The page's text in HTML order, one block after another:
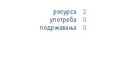
ресурса
2
употреба
0
подржавања
0